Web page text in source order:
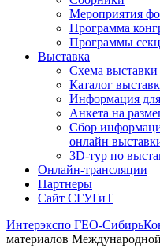
Мероприятия
Программа
Программы
Выставка
Схема выставки
Каталог
Информация
Анкета на
Сбор
онлайн
3D-тур по
Онлайн-трансляции
Партнеры
Сайт СГУГиТ
Интерэкспо ГЕО-Сибирь
материалов